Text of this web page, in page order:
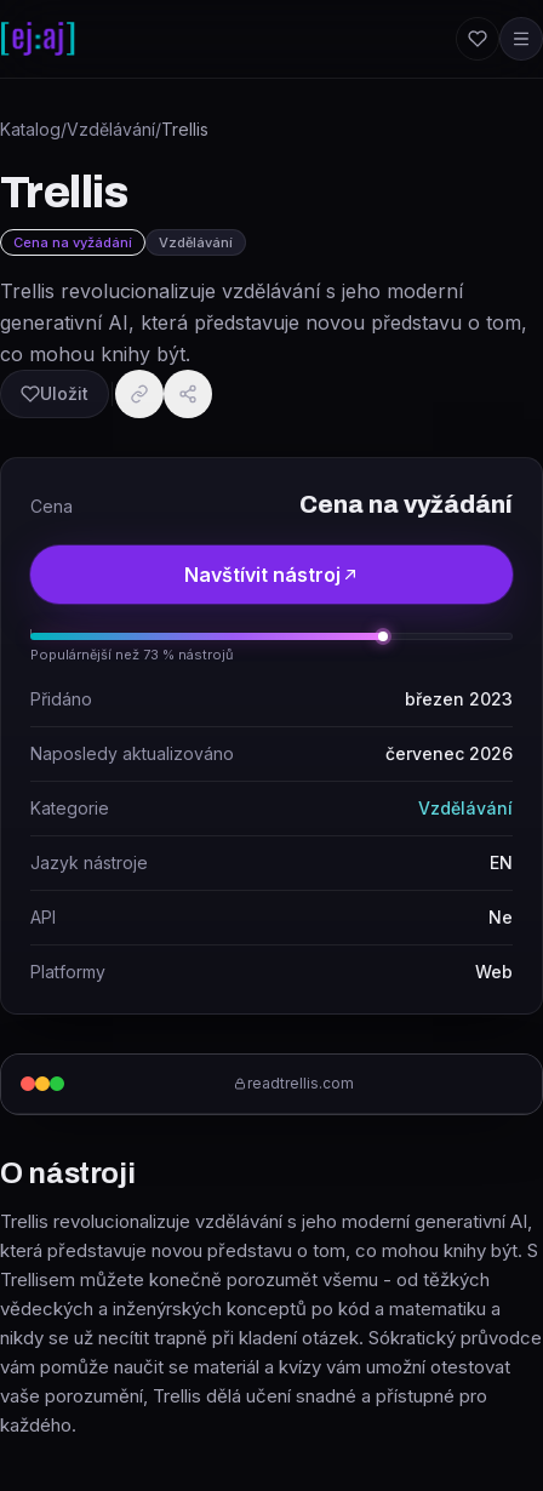
Katalog/Vzdělávání/Trellis
Trellis
Cena na vyžádání Vzdělávání
Trellis revolucionalizuje vzdělávání s jeho moderní
generativní AI, která představuje novou představu o tom,
co mohou knihy být.
Uložit
readtrellis.com
O nástroji
Trellis revolucionalizuje vzdělávání s jeho moderní generativní AI,
která představuje novou představu o tom, co mohou knihy být. S
Trellisem můžete konečně porozumět všemu - od těžkých
vědeckých a inženýrských konceptů po kód a matematiku a
nikdy se už necítit trapně při kladení otázek. Sókratický průvodce
vám pomůže naučit se materiál a kvízy vám umožní otestovat
vaše porozumění, Trellis dělá učení snadné a přístupné pro
každého.
Cena Cena na vyžádání
Navštívit nástroj
Populárnější než 73 % nástrojů
Přidáno březen 2023
Naposledy aktualizováno červenec 2026
Kategorie Vzdělávání
Jazyk nástroje EN
API Ne
Platformy Web